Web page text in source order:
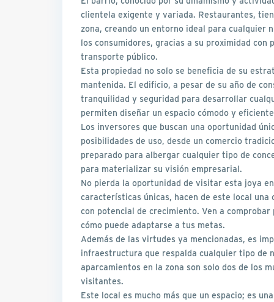
clientela exigente y variada. Restaurantes,
zona, creando un entorno ideal para cualquier
los consumidores, gracias a su proximidad
transporte público.
Esta propiedad no solo se beneficia de su
mantenida. El edificio, a pesar de su año de
tranquilidad y seguridad para desarrollar
permiten diseñar un espacio cómodo y
Los inversores que buscan una oportunidad
posibilidades de uso, desde un comercio
preparado para albergar cualquier tipo de
para materializar su visión empresarial.
No pierda la oportunidad de visitar esta joya
características únicas, hacen de este local una
con potencial de crecimiento. Ven a
cómo puede adaptarse a tus metas.
Además de las virtudes ya mencionadas, es
infraestructura que respalda cualquier tipo de
aparcamientos en la zona son solo dos de los
visitantes.
Este local es mucho más que un espacio; es